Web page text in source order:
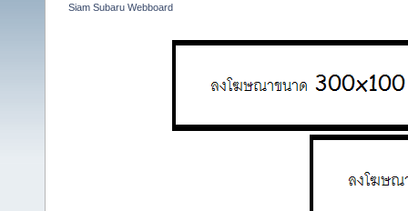
Siam Subaru Webboard